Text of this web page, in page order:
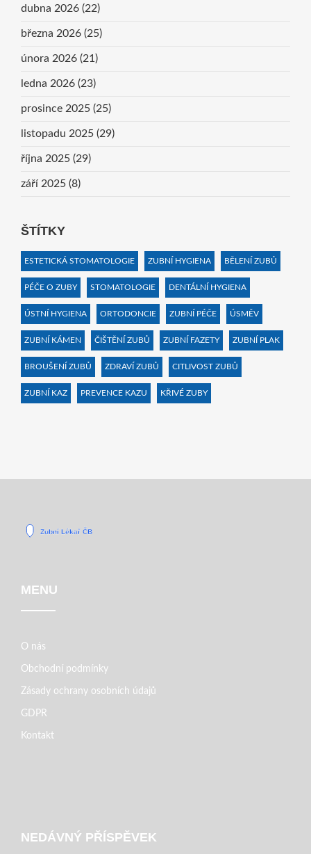
dubna 2026 (22)
března 2026 (25)
února 2026 (21)
ledna 2026 (23)
prosince 2025 (25)
listopadu 2025 (29)
října 2025 (29)
září 2025 (8)
ŠTÍTKY
ESTETICKÁ STOMATOLOGIE ZUBNÍ HYGIENA BĚLENÍ ZUBŮ
PÉČE O ZUBY STOMATOLOGIE DENTÁLNÍ HYGIENA
ÚSTNÍ HYGIENA ORTODONCIE ZUBNÍ PÉČE ÚSMĚV
ZUBNÍ KÁMEN ČIŠTĚNÍ ZUBŮ ZUBNÍ FAZETY ZUBNÍ PLAK
BROUŠENÍ ZUBŮ ZDRAVÍ ZUBŮ CITLIVOST ZUBŮ
ZUBNÍ KAZ PREVENCE KAZU KŘIVÉ ZUBY
MENU
O nás
Obchodní podmínky
Zásady ochrany osobních údajů
GDPR
Kontakt
NEDÁVNÝ PŘÍSPĚVEK